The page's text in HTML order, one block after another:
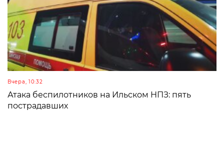
Вчера, 10:32
Атака беспилотников на Ильском НПЗ: пять
пострадавших